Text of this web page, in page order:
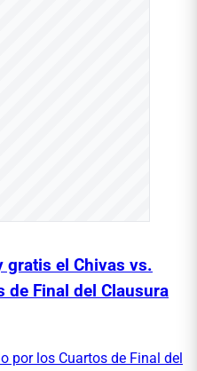
gratis el Chivas vs.
de Final del Clausura
por los Cuartos de Final del